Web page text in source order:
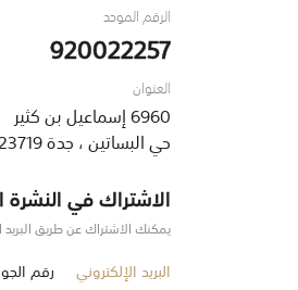
الرقم الموحد
920022257
العنوان
6960 إسماعيل بن كثير
حي البساتين ، جدة 23719
الاشتراك في النشرة
يمكنك الاشتراك عن طريق البريد
البريد الإلكتروني رقم